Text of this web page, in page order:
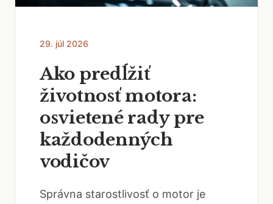
29. júl 2026
Ako predĺžiť
životnosť motora:
osvietené rady pre
každodenných
vodičov
Správna starostlivosť o motor je